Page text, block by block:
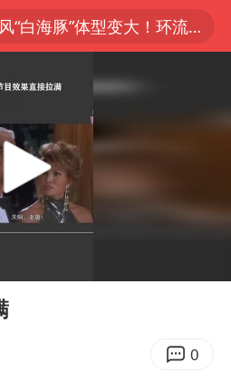
台风“白海豚”体型变大！环流面积接近13个浙江那么大
峰阻止14岁女儿买大牌
0